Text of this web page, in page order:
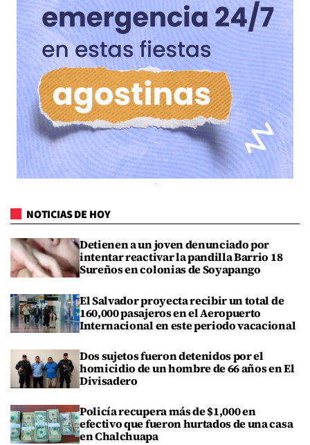
NOTICIAS DE HOY
Detienen a un joven denunciado por
intentar reactivar la pandilla Barrio 18
Sureños en colonias de Soyapango
El Salvador proyecta recibir un total de
160,000 pasajeros en el Aeropuerto
Internacional en este periodo vacacional
Dos sujetos fueron detenidos por el
homicidio de un hombre de 66 años en El
Divisadero
Policía recupera más de $1,000 en
efectivo que fueron hurtados de una casa
en Chalchuapa